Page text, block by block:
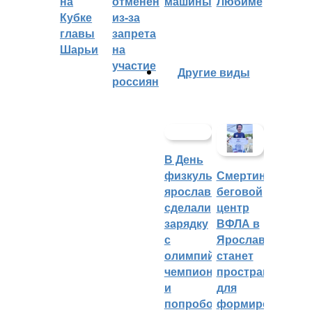
Кубке
главы
Шарьи
из-за
запрета
на
участие
россиян
Другие виды
В День
физкультурника
ярославцы
сделали
зарядку
с
олимпийским
чемпионом
и
попробовали
Смертин:
беговой
центр
ВФЛА в
Ярославле
станет
пространством
для
формирования